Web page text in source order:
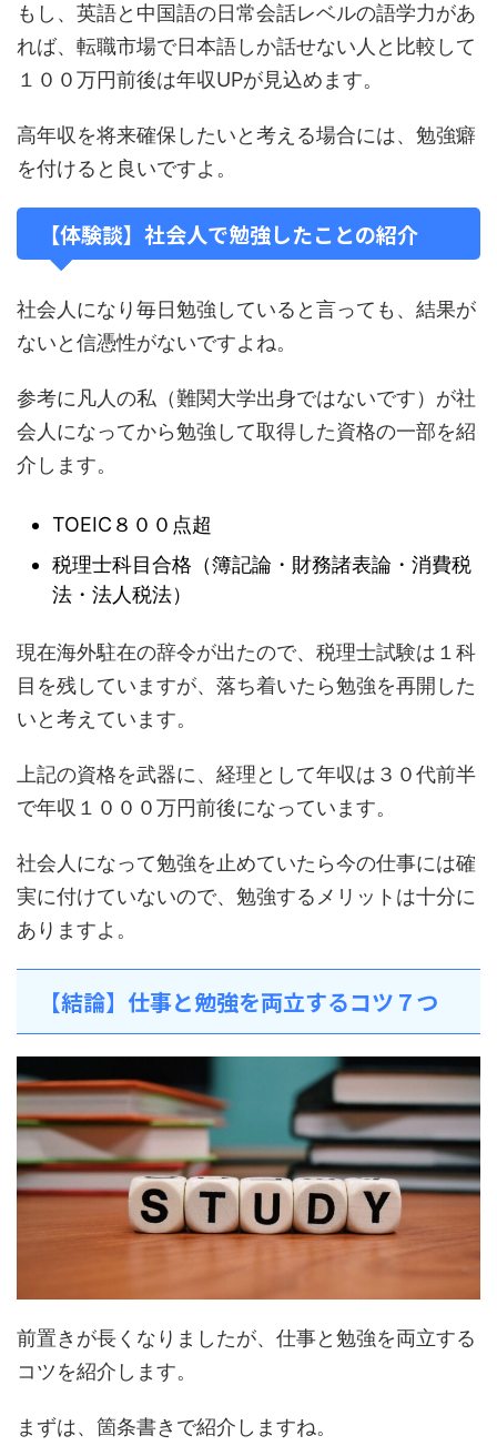
もし、英語と中国語の日常会話レベルの語学力があ
れば、転職市場で日本語しか話せない人と比較して
１００万円前後は年収UPが見込めます。
高年収を将来確保したいと考える場合には、勉強癖
を付けると良いですよ。
【体験談】社会人で勉強したことの紹介
社会人になり毎日勉強していると言っても、結果が
ないと信憑性がないですよね。
参考に凡人の私（難関大学出身ではないです）が社
会人になってから勉強して取得した資格の一部を紹
介します。
TOEIC８００点超
税理士科目合格（簿記論・財務諸表論・消費税
法・法人税法）
現在海外駐在の辞令が出たので、税理士試験は１科
目を残していますが、落ち着いたら勉強を再開した
いと考えています。
上記の資格を武器に、経理として年収は３０代前半
で年収１０００万円前後になっています。
社会人になって勉強を止めていたら今の仕事には確
実に付けていないので、勉強するメリットは十分に
ありますよ。
【結論】仕事と勉強を両立するコツ７つ
前置きが長くなりましたが、仕事と勉強を両立する
コツを紹介します。
まずは、箇条書きで紹介しますね。